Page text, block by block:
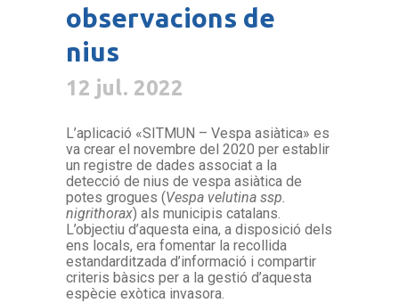
observacions de
nius
12 jul. 2022
L’aplicació «SITMUN – Vespa asiàtica» es
va crear el novembre del 2020 per establir
un registre de dades associat a la
detecció de nius de vespa asiàtica de
potes grogues (Vespa velutina ssp.
nigrithorax) als municipis catalans.
L’objectiu d’aquesta eina, a disposició dels
ens locals, era fomentar la recollida
estandarditzada d’informació i compartir
criteris bàsics per a la gestió d’aquesta
espècie exòtica invasora.